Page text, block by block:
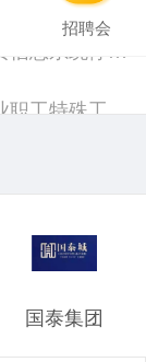
招聘会
国泰集团